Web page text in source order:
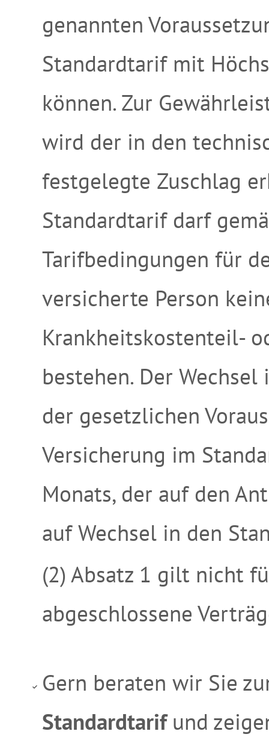
genannten
Standardtarif mit
können. Zur
wird der in den
festgelegte Zuschlag
Standardtarif darf
Tarifbedingungen für
versicherte Person
Krankheitskostenteil-
bestehen. Der
der gesetzlichen
Versicherung im
Monats, der auf den
auf Wechsel in den
(2) Absatz 1 gilt nicht
abgeschlossene
Gern beraten wir Sie
Standardtarifund